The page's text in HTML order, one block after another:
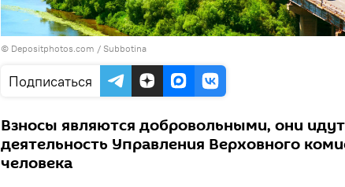
© Depositphotos.com / Subbotina
Подписаться
Взносы являются добровольными, они
деятельность Управления Верховного
человека